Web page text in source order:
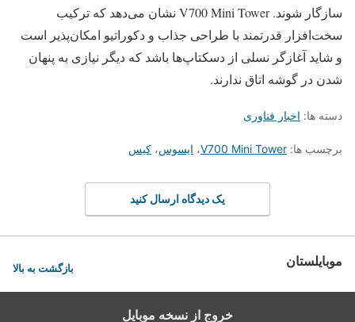
سازگار شوند. V700 Mini Tower نشان می‌دهد که ترکیب
سخت‌افزار قدرتمند با طراحی جذاب و دکوراتیو امکان‌پذیر است
و شاید آغازگر نسلی از دسکتاپ‌ها باشد که دیگر نیازی به پنهان
شدن در گوشه اتاق ندارند.
دسته ها: اخبار فناوری
برچسب ها: V700 Mini Tower، ایسوس، کیس
یک دیدگاه ارسال کنید
موبایلستان بازگشت به بالا
خروج از نسخه موبایل